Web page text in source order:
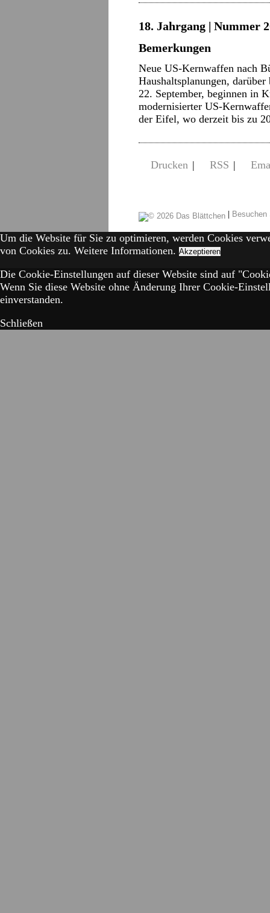
18. Jahrgang | Nummer
Bemerkungen
Neue US-Kernwaffen nach
Haushaltsplanungen,
22. September, beginnen in
modernisierter US-
der Eifel, wo derzeit bis zu
Drucken | RSS |
|
Um die Website für Sie zu optimieren, werden Cookies
von Cookies zu. Weitere Informationen. Akzeptieren
Die Cookie-Einstellungen auf dieser Website sind auf
Wenn Sie diese Website ohne Änderung Ihrer Cookie-
einverstanden.
Schließen